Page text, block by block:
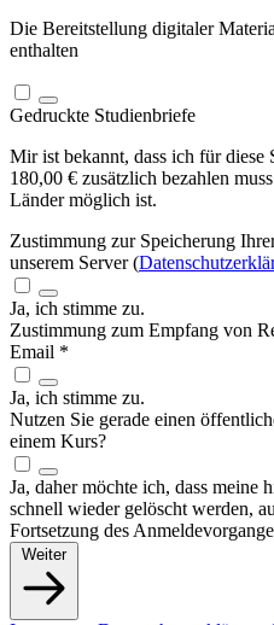
Die Bereitstellung digitaler
enthalten
Gedruckte Studienbriefe
Mir ist bekannt, dass ich für diese
180,00 € zusätzlich bezahlen
Länder möglich ist.
Zustimmung zur Speicherung
unserem Server (
Ja, ich stimme zu.
Zustimmung zum Empfang von
Email *
Ja, ich stimme zu.
Nutzen Sie gerade einen
einem Kurs?
Ja, daher möchte ich, dass meine
schnell wieder gelöscht werden,
Fortsetzung des
Weiter